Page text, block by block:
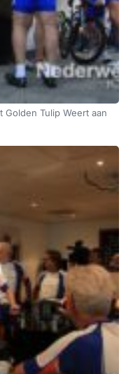
Tulip Weert aan